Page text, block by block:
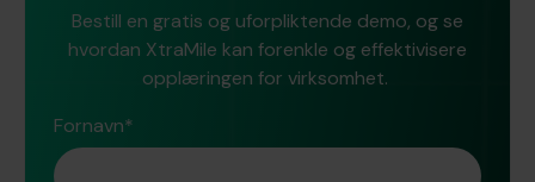
Bestill en gratis og uforpliktende demo, og se
hvordan XtraMile kan forenkle og effektivisere
opplæringen for virksomhet.
Fornavn*